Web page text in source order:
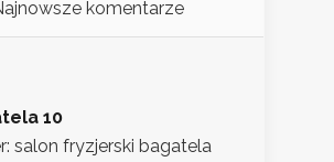
komentarze
10
salon fryzjerski bagatela